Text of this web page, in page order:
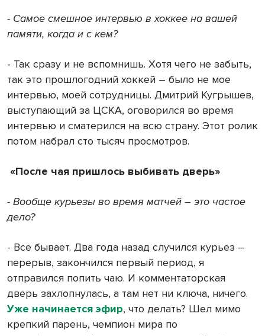
- Самое смешное интервью в хоккее на вашей
памяти, когда и с кем?
- Так сразу и не вспомнишь. Хотя чего не забыть,
так это прошлогодний хоккей – было не мое
интервью, моей сотрудницы. Дмитрий Кугрышев,
выступающий за ЦСКА, оговорился во время
интервью и сматерился на всю страну. Этот ролик
потом набрал сто тысяч просмотров.
«После чая пришлось выбивать дверь»
- Вообще курьезы во время матчей – это частое
дело?
- Все бывает. Два года назад случился курьез –
перерыв, закончился первый период, я
отправился попить чаю. И комментаторская
дверь захлопнулась, а там нет ни ключа, ничего.
Уже начинается эфир, что делать? Шел мимо
крепкий парень, чемпион мира по